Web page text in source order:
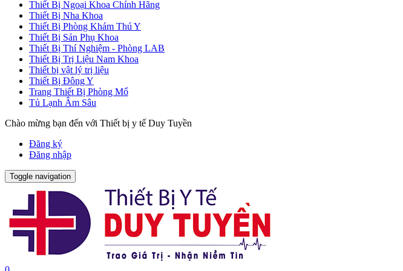
Thiết Bị Ngoại Khoa Chính Hãng
Thiết Bị Nha Khoa
Thiết Bị Phòng Khám Thú Y
Thiết Bị Sản Phụ Khoa
Thiết Bị Thí Nghiệm - Phòng LAB
Thiết Bị Trị Liệu Nam Khoa
Thiết bị vật lý trị liệu
Thiết Bị Đông Y
Trang Thiết Bị Phòng Mổ
Tủ Lạnh Âm Sâu
Chào mừng bạn đến với Thiết bị y tế Duy Tuyền
Đăng ký
Đăng nhập
Toggle navigation